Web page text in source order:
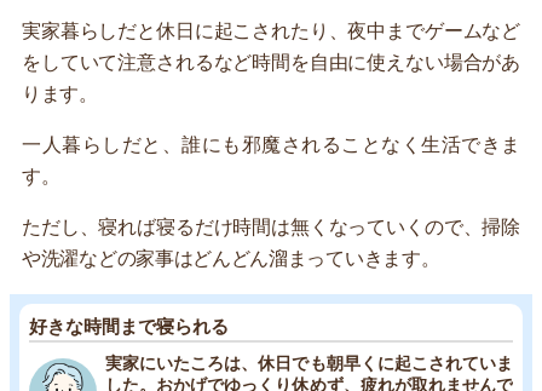
実家暮らしだと休日に起こされたり、夜中までゲームなど
をしていて注意されるなど時間を自由に使えない場合があ
ります。
一人暮らしだと、誰にも邪魔されることなく生活できま
す。
ただし、寝れば寝るだけ時間は無くなっていくので、掃除
や洗濯などの家事はどんどん溜まっていきます。
好きな時間まで寝られる
実家にいたころは、休日でも朝早くに起こされていま
した。おかげでゆっくり休めず、疲れが取れませんで